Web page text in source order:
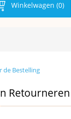
Winkelwagen (0)
de Bestelling
Retourneren